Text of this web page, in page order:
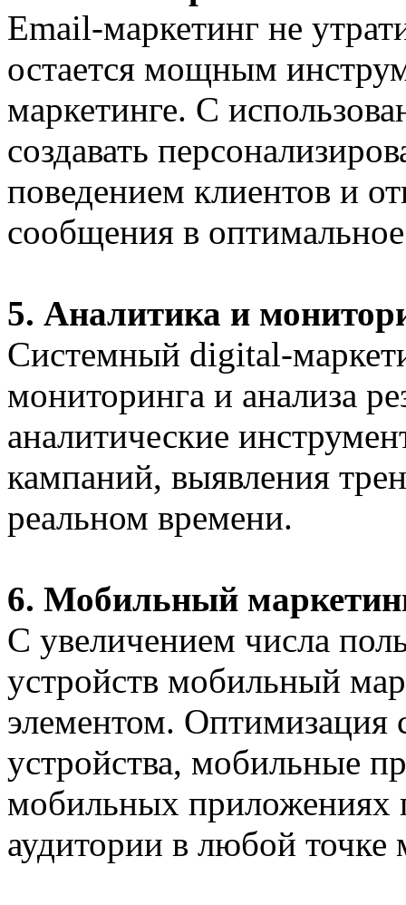
Email-маркетинг не
остается мощным
маркетинге. С
создавать
поведением клиентов и
сообщения в
5. Аналитика и
Системный digital-
мониторинга и анализа
аналитические
кампаний, выявления
реальном времени.
6. Мобильный
С увеличением числа
устройств мобильный
элементом. Оптимизация
устройства, мобильные
мобильных приложениях
аудитории в любой точке